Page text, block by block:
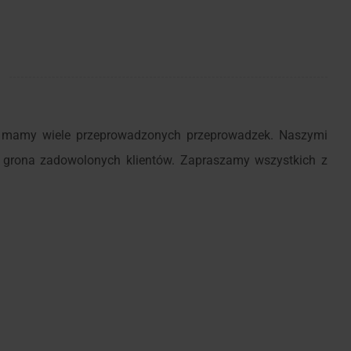
wiele przeprowadzonych przeprowadzek. Naszymi
zadowolonych klientów. Zapraszamy wszystkich z